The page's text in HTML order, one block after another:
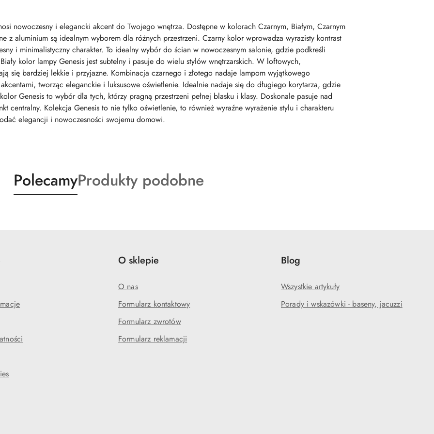
nowoczesny i elegancki akcent do Twojego wnętrza. Dostępne w kolorach Czarnym, Białym, Czarnym
z aluminium są idealnym wyborem dla różnych przestrzeni. Czarny kolor wprowadza wyrazisty kontrast
i minimalistyczny charakter. To idealny wybór do ścian w nowoczesnym salonie, gdzie podkreśli
kolor lampy Genesis jest subtelny i pasuje do wielu stylów wnętrzarskich. W loftowych,
się bardziej lekkie i przyjazne. Kombinacja czarnego i złotego nadaje lampom wyjątkowego
tworząc eleganckie i luksusowe oświetlenie. Idealnie nadaje się do długiego korytarza, gdzie
Genesis to wybór dla tych, którzy pragną przestrzeni pełnej blasku i klasy. Doskonale pasuje nad
centralny. Kolekcja Genesis to nie tylko oświetlenie, to również wyraźne wyrażenie stylu i charakteru
elegancji i nowoczesności swojemu domowi.
Produkty
o
PolecamyProdukty
o
Produkty podobne
O sklepie
O nas
Formularz kontaktowy
Formularz zwrotów
Formularz reklamacji
Blog
Wszystkie artykuły
Porady i wskazówki - baseny, jacuzzi